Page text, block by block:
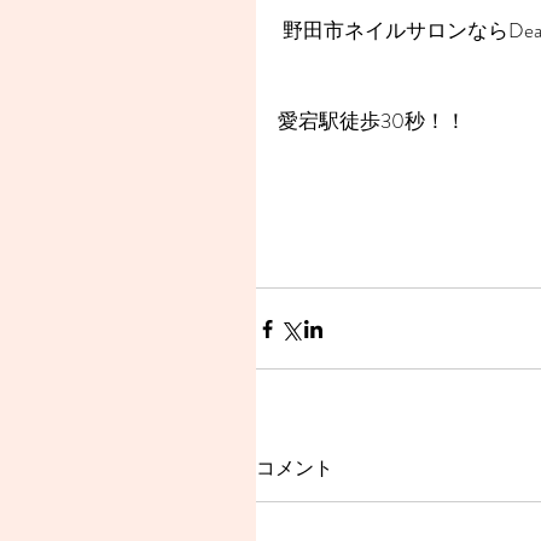
野田市ネイルサロンなら
愛宕駅徒歩30秒！！
コメント